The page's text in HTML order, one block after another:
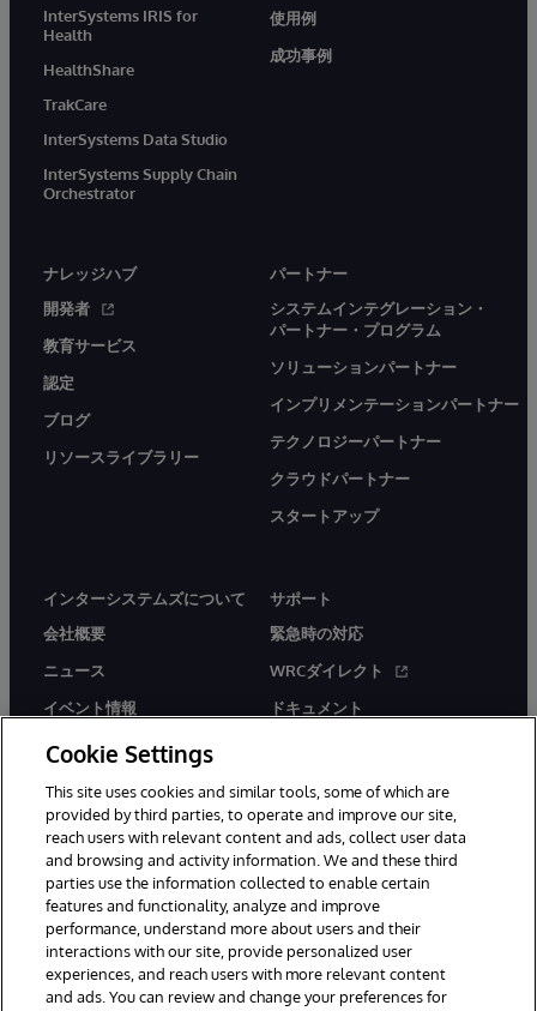
InterSystems IRIS for
Health
HealthShare
TrakCare
InterSystems Data Studio
InterSystems Supply Chain
Orchestrator
使用例
成功事例
ナレッジハブ
開発者
教育サービス
認定
ブログ
リソースライブラリー
パートナー
システムインテグレーション・
パートナー・プログラム
ソリューションパートナー
インプリメンテーションパートナー
テクノロジーパートナー
クラウドパートナー
スタートアップ
インターシステムズについて
会社概要
ニュース
イベント情報
採用情報
サポート
緊急時の対応
WRCダイレクト
ドキュメント
© 1996-2026Y InterSystems Corporation, Boston, MA. All Rights
Reserved.
お知らせ／ご利用規約
プライバシーステートメント
Cookie Settings
This site uses cookies and similar tools, some of which are
provided by third parties, to operate and improve our site,
reach users with relevant content and ads, collect user data
and browsing and activity information. We and these third
parties use the information collected to enable certain
features and functionality, analyze and improve
performance, understand more about users and their
interactions with our site, provide personalized user
experiences, and reach users with more relevant content
and ads. You can review and change your preferences for